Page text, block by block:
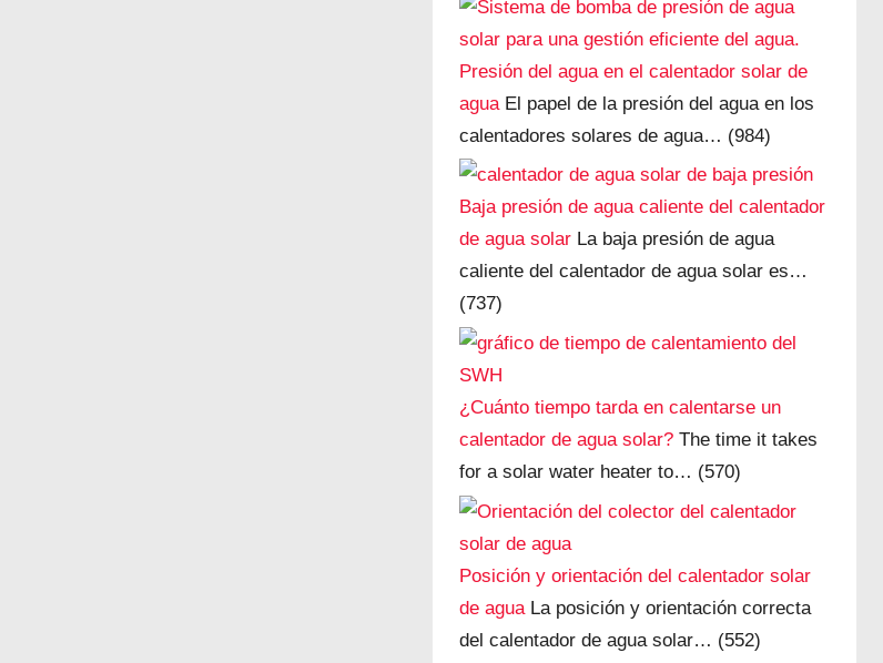
Presión del agua en el calentador solar de
agua El papel de la presión del agua en los
calentadores solares de agua… (984)
Baja presión de agua caliente del calentador
de agua solar La baja presión de agua
caliente del calentador de agua solar es…
(737)
¿Cuánto tiempo tarda en calentarse un
calentador de agua solar? The time it takes
for a solar water heater to… (570)
Posición y orientación del calentador solar
de aguaLa posición y orientación correcta
del calentador de agua solar… (552)